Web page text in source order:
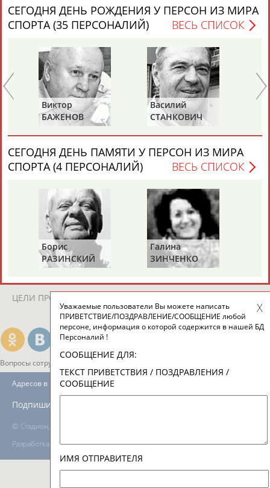
Рамазан
АБДУЛАЕВ
АБДУЛАЕВ
Камиль
АБДУЛАЗИЗОВ
Загалав
АБДУЛБЕКОВ
Камалудин
АБДУЛДАУДОВ
Абдула
АБДУЛЖАЛИЛОВ
Магомед
АБДУЛКАГИРОВ
Назир
АБДУЛЛАЕВ
24 персон из 13181
ЕЩЁ ПЕРСОНЫ
ТАБЛО АКТИВНОСТИ
ЦЕЛИ ПРОЕКТА
Вопросы сотрудничества и совместной деятельности
© Стадион, 1998-2026
Разработка и поддержка ООО НАИТ «Стадион»
Адресов в новостной рассылке: 996
Подпишись
СЕГОДНЯ ДЕНЬ РОЖДЕНИЯ У ПЕРСОН ИЗ МИРА
СПОРТА (35 ПЕРСОНАЛИЙ)
ВЕСЬ СПИСОК
Виктор
БАЖЕНОВ
Василий
СТАНКОВИЧ
СЕГОДНЯ ДЕНЬ ПАМЯТИ У ПЕРСОН ИЗ МИРА
СПОРТА (4 ПЕРСОНАЛИЙ)
ВЕСЬ СПИСОК
Борис
РАЗИНСКИЙ
Галина
ЗИНЧЕНКО
Уважаемые пользователи Вы можете написать
ПРИВЕТСТВИЕ/ПОЗДРАВЛЕНИЕ/СООБЩЕНИЕ любой
персоне, информация о которой содержится в нашей БД
Персоналий !
СООБЩЕНИЕ ДЛЯ:
ТЕКСТ ПРИВЕТСТВИЯ / ПОЗДРАВЛЕНИЯ /
СООБЩЕНИЕ
ИМЯ ОТПРАВИТЕЛЯ